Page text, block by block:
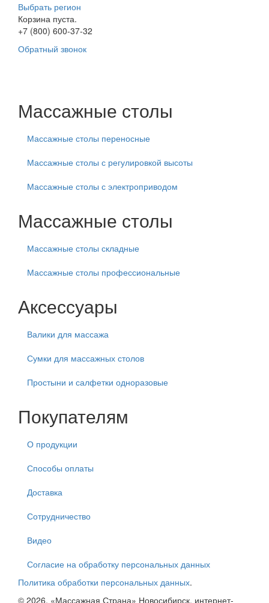
Выбрать регион
Корзина пуста.
+7 (800) 600-37-32
Обратный звонок
Массажные столы
Массажные столы переносные
Массажные столы с регулировкой высоты
Массажные столы с электроприводом
Массажные столы
Массажные столы складные
Массажные столы профессиональные
Аксессуары
Валики для массажа
Сумки для массажных столов
Простыни и салфетки одноразовые
Покупателям
О продукции
Способы оплаты
Доставка
Сотрудничество
Видео
Согласие на обработку персональных данных
Политика обработки персональных данных.
© 2026. «Массажная Страна» Новосибирск, интернет-